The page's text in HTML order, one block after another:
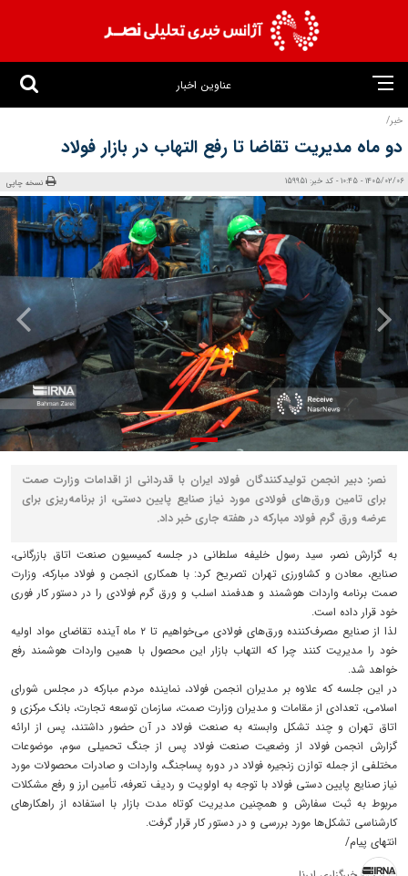
عناوین اخبار
خبر/
دو ماه مدیریت تقاضا تا رفع التهاب در بازار فولاد
1405/02/06 - 10:45 - کد خبر: 159951 نسخه چاپی
نصر: دبیر انجمن تولیدکنندگان فولاد ایران با قدردانی از اقدامات وزارت صمت
برای تامین ورق‌های فولادی مورد نیاز صنایع پایین دستی، از برنامه‌ریزی برای
عرضه ورق گرم فولاد مبارکه در هفته جاری خبر داد.
به گزارش نصر، سید رسول خلیفه سلطانی در جلسه کمیسیون صنعت اتاق بازرگانی،
صنایع، معادن و کشاورزی تهران تصریح کرد: با همکاری انجمن و فولاد مبارکه، وزارت
صمت برنامه واردات هوشمند و هدفمند اسلب و ورق گرم فولادی را در دستور کار فوری
خود قرار داده است.
لذا از صنایع مصرف‌کننده ورق‌های فولادی می‌خواهیم تا ۲ ماه آینده تقاضای مواد اولیه
خود را مدیریت کنند چرا که التهاب بازار این محصول با همین واردات هوشمند رفع
خواهد شد.
در این جلسه که علاوه بر مدیران انجمن فولاد، نماینده مردم مبارکه در مجلس شورای
اسلامی، تعدادی از مقامات و مدیران وزارت صمت، سازمان توسعه تجارت، بانک مرکزی و
اتاق تهران و چند تشکل وابسته به صنعت فولاد در آن حضور داشتند، پس از ارائه
گزارش انجمن فولاد از وضعیت صنعت فولاد پس از جنگ تحمیلی سوم، موضوعات
مختلفی از جمله توازن زنجیره فولاد در دوره پساجنگ، واردات و صادرات محصولات مورد
نیاز صنایع پایین دستی فولاد با توجه به اولویت و ردیف تعرفه، تأمین ارز و رفع مشکلات
مربوط به ثبت سفارش و همچنین مدیریت کوتاه مدت بازار با استفاده از راهکارهای
کارشناسی تشکل‌ها مورد بررسی و در دستور کار قرار گرفت.
انتهای پیام/